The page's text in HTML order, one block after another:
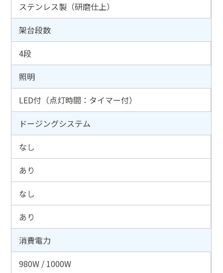
ステンレス製（研磨仕上）
架台段数
4段
照明
LED付（点灯時間：タイマー付）
ドージングシステム
なし
あり
なし
あり
消費電力
980W / 1000W